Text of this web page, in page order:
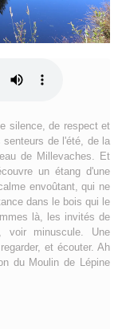
silence, de respect et
de l'été, de la
de Millevaches. Et
un étang d'une
envoûtant, qui ne
dans le bois qui le
là, les invités de
voir minuscule. Une
et écouter. Ah
du Moulin de Lépine